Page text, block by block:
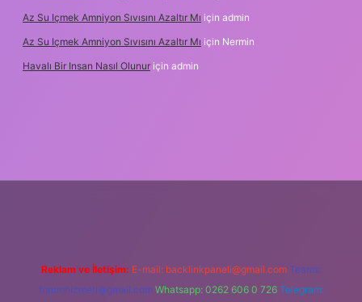
Az Su Içmek Amniyon Sıvısını Azaltır Mı için admin
Az Su Içmek Amniyon Sıvısını Azaltır Mı için Nermin
Havalı Bir Insan Nasıl Olunur için admin
Reklam ve İletişim: E-mail: backlinkpaneli@gmail.com Teams:
forumhizmeti@gmail.com Whatsapp: 0262 606 0 726 Telegram: